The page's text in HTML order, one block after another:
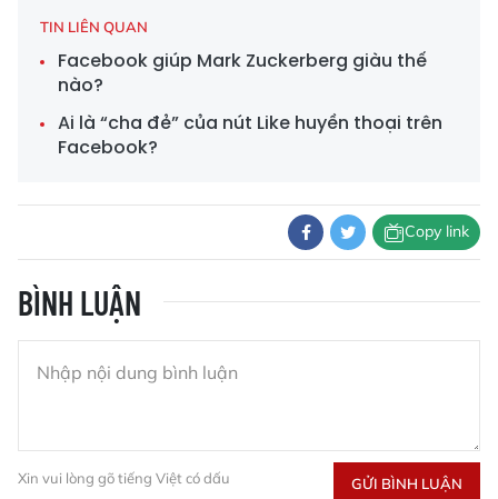
TIN LIÊN QUAN
Facebook giúp Mark Zuckerberg giàu thế
nào?
Ai là “cha đẻ” của nút Like huyền thoại trên
Facebook?
Copy link
BÌNH LUẬN
Xin vui lòng gõ tiếng Việt có dấu GỬI BÌNH LUẬN